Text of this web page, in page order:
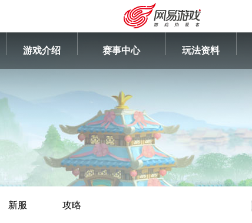
游戏介绍 赛事中心 玩法资料
新服 攻略